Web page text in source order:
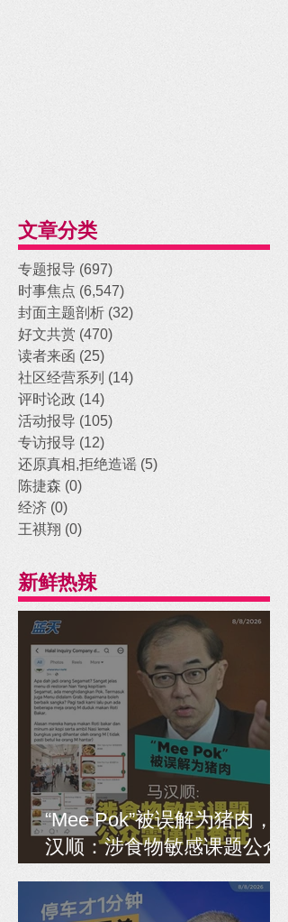
文章分类
专题报导 (697)
时事焦点 (6,547)
封面主题剖析 (32)
好文共赏 (470)
读者来函 (25)
社区经营系列 (14)
评时论政 (14)
活动报导 (105)
专访报导 (12)
还原真相,拒绝造谣 (5)
陈捷森 (0)
经济 (0)
王祺翔 (0)
新鲜热辣
“Mee Pok”被误解为猪肉，马
汉顺：涉食物敏感课题公众